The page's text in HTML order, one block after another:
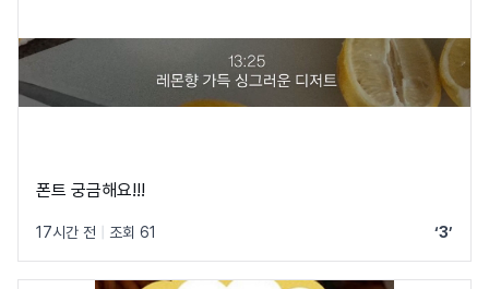
폰트 궁금해요!!!
17시간 전 조회 61 ‘3’